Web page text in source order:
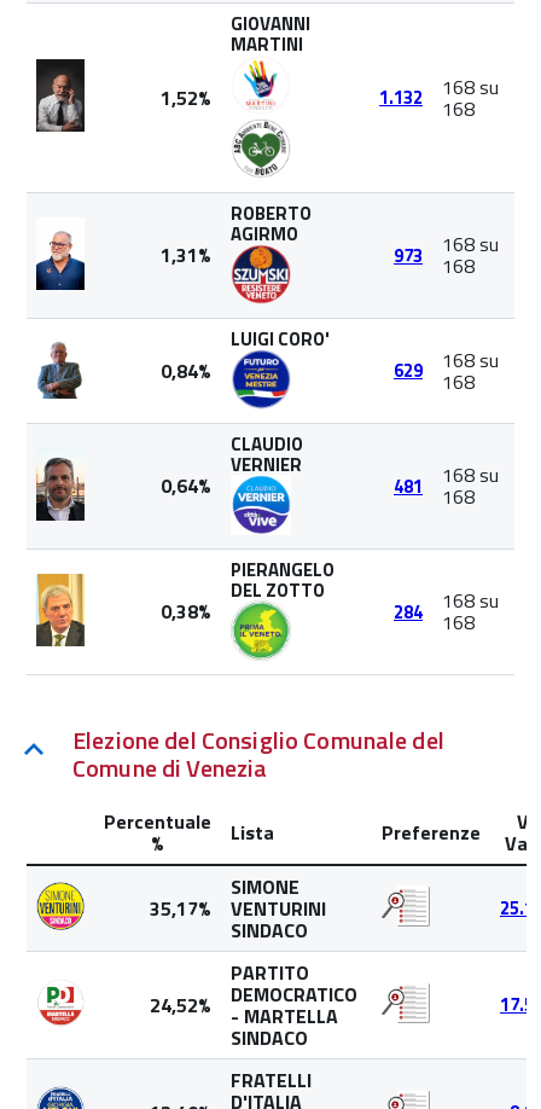
1,52%
GIOVANNI
MARTINI
1.132
168 su
168
1,31%
ROBERTO
AGIRMO
973 168 su
168
0,84%
LUIGI CORO'
629
168 su
168
0,64%
CLAUDIO
VERNIER
481 168 su
168
0,38%
PIERANGELO
DEL ZOTTO
284 168 su
168
Elezione del Consiglio Comunale del
Comune di Venezia
Percentuale
% Lista Preferenze
35,17%
SIMONE
VENTURINI
SINDACO
24,52%
PARTITO
DEMOCRATICO
- MARTELLA
SINDACO
FRATELLI
D'ITALIA